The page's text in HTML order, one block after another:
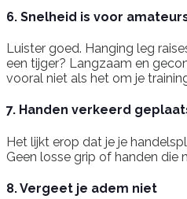
6. Snelheid is voor
Luister goed. Hanging leg
een tijger? Langzaam en
vooral niet als het om je
7. Handen verkeerd
Het lijkt erop dat je je
Geen losse grip of handen die
8. Vergeet je adem niet